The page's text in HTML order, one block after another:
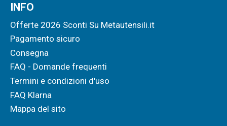
INFO
Offerte 2026 Sconti Su Metautensili.it
Pagamento sicuro
Consegna
FAQ - Domande frequenti
Termini e condizioni d'uso
FAQ Klarna
Mappa del sito